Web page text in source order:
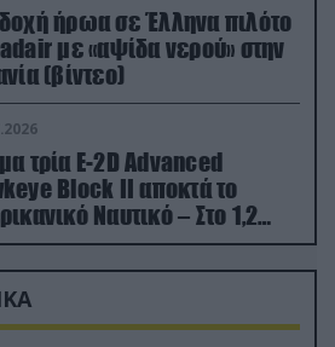
ήρωα σε Έλληνα πιλότο
με «αψίδα νερού» στην
(βίντεο)
τρία E-2D Advanced
Block II αποκτά το
Ναυτικό – Στο 1,2
το κόστος